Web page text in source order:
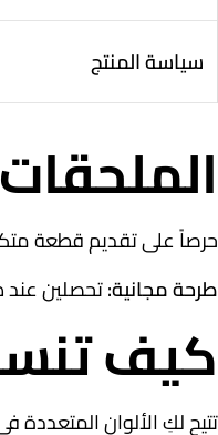
سياسة المنتج
حرصاً على تقديم قطعة
طرحة مجانية:تحصلين عند
كيف
تتيح لكِ الألوان المتعددة